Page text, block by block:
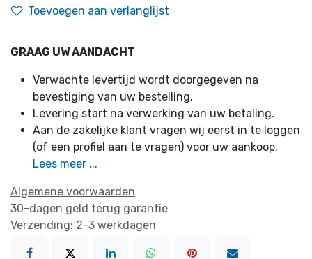
Toevoegen aan verlanglijst
GRAAG UW AANDACHT
Verwachte levertijd wordt doorgegeven na
bevestiging van uw bestelling.
Levering start na verwerking van uw betaling.
Aan de zakelijke klant vragen wij eerst in te loggen
(of een profiel aan te vragen) voor uw aankoop.
Lees meer ...
Algemene voorwaarden
30-dagen geld terug garantie
Verzending: 2-3 werkdagen